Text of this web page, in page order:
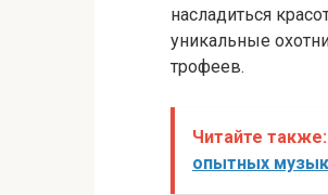
насладиться
уникальные
трофеев.
Читайте также:
опытных